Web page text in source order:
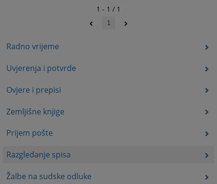
Radno vrijeme
Uvjerenja i potvrde
Ovjere i prepisi
Zemljišne knjige
Prijem pošte
Razgledanje spisa
Žalbe na sudske odluke
1 - 1 / 1
1